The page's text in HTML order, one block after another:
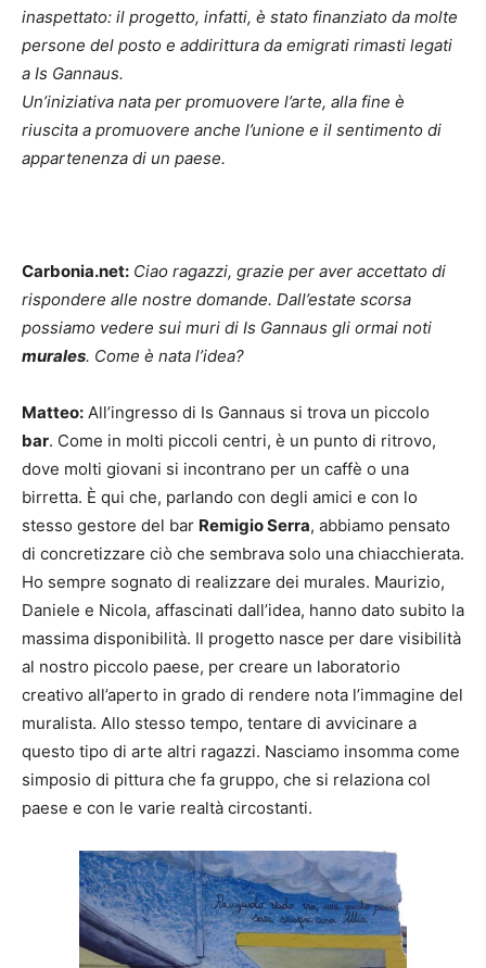
inaspettato: il progetto, infatti, è stato finanziato da molte
persone del posto e addirittura da emigrati rimasti legati
a Is Gannaus.
Un’iniziativa nata per promuovere l’arte, alla fine è
riuscita a promuovere anche l’unione e il sentimento di
appartenenza di un paese.
Carbonia.net: Ciao ragazzi, grazie per aver accettato di
rispondere alle nostre domande. Dall’estate scorsa
possiamo vedere sui muri di Is Gannaus gli ormai noti
murales. Come è nata l’idea?
Matteo: All’ingresso di Is Gannaus si trova un piccolo
bar. Come in molti piccoli centri, è un punto di ritrovo,
dove molti giovani si incontrano per un caffè o una
birretta. È qui che, parlando con degli amici e con lo
stesso gestore del bar Remigio Serra, abbiamo pensato
di concretizzare ciò che sembrava solo una chiacchierata.
Ho sempre sognato di realizzare dei murales. Maurizio,
Daniele e Nicola, affascinati dall’idea, hanno dato subito la
massima disponibilità. Il progetto nasce per dare visibilità
al nostro piccolo paese, per creare un laboratorio
creativo all’aperto in grado di rendere nota l’immagine del
muralista. Allo stesso tempo, tentare di avvicinare a
questo tipo di arte altri ragazzi. Nasciamo insomma come
simposio di pittura che fa gruppo, che si relaziona col
paese e con le varie realtà circostanti.